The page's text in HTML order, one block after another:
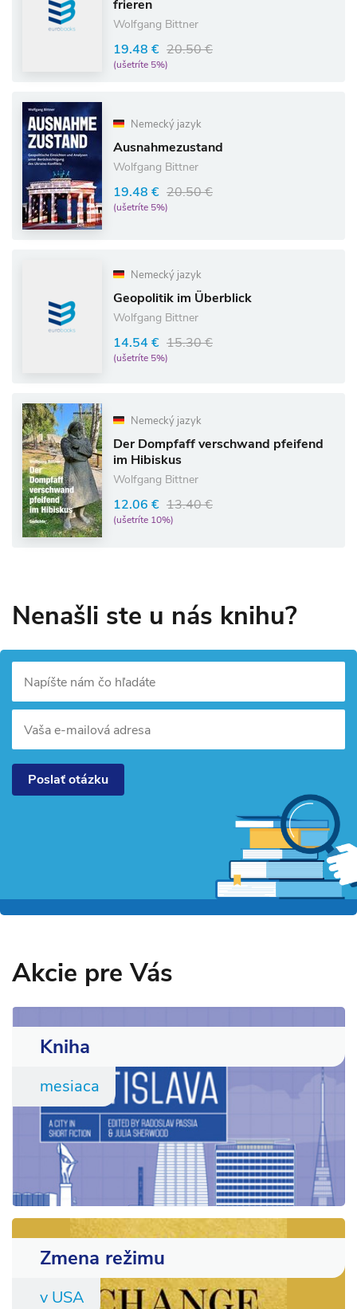
frieren
Wolfgang Bittner
19.48 € 20.50 €
(ušetríte 5%)
Nemecký jazyk
Ausnahmezustand
Wolfgang Bittner
19.48 € 20.50 €
(ušetríte 5%)
Nemecký jazyk
Geopolitik im Überblick
Wolfgang Bittner
14.54 € 15.30 €
(ušetríte 5%)
Nemecký jazyk
Der Dompfaff verschwand pfeifend
im Hibiskus
Wolfgang Bittner
12.06 € 13.40 €
(ušetríte 10%)
Nenašli ste u nás knihu?
Napíšte nám čo hľadáte
Vaša e-mailová adresa
Poslať otázku
Akcie pre Vás
Kniha
mesiaca
Zmena režimu
v USA